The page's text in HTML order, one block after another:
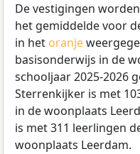
De vestigingen
het gemiddelde voor
in het oranje
basisonderwijs in de
schooljaar 2025-2026
Sterrenkijker is met
in de woonplaats
is met 311 leerlingen
woonplaats Leerdam.